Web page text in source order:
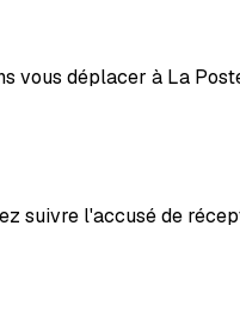
vous déplacer à La
suivre l'accusé de